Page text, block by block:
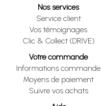
Nos services
Service client
Vos témoignages
Clic & Collect (DRIVE)
Votre commande
Informations commande
Moyens de paiement
Suivre vos achats